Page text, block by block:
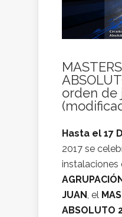
orden de
Hasta el 17
2017 se
instalaciones
JUAN, el
ABSOLUTO